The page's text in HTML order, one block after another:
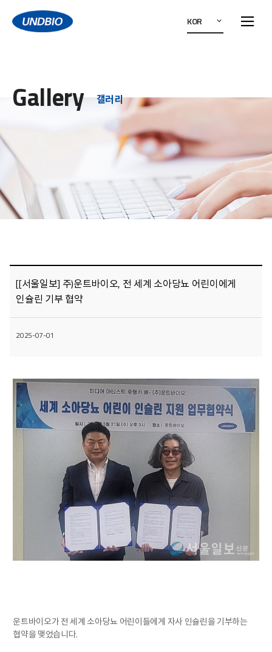
KOR
Gallery 갤러리
[[서울일보] 주)운트바이오, 전 세계 소아당뇨 어린이에게
인슐린 기부 협약
2025-07-01
운트바이오가 전 세계 소아당뇨 어린이들에게 자사 인슐린을 기부하는
협약을 맺었습니다.